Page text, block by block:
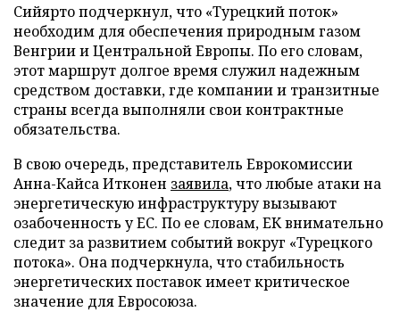
Сийярто подчеркнул, что «Турецкий поток»
необходим для обеспечения природным газом
Венгрии и Центральной Европы. По его словам,
этот маршрут долгое время служил надежным
средством доставки, где компании и транзитные
страны всегда выполняли свои контрактные
обязательства.
В свою очередь, представитель Еврокомиссии
Анна-Кайса Итконен заявила, что любые атаки на
энергетическую инфраструктуру вызывают
озабоченность у ЕС. По ее словам, ЕК внимательно
следит за развитием событий вокруг «Турецкого
потока». Она подчеркнула, что стабильность
энергетических поставок имеет критическое
значение для Евросоюза.